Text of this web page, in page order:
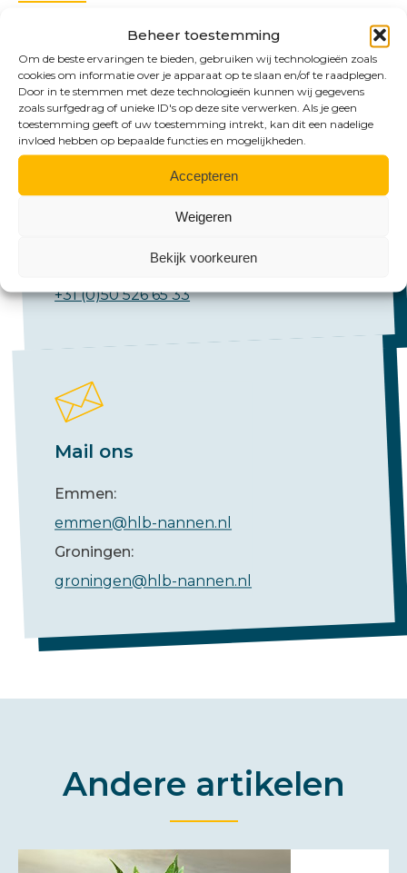
Beheer toestemming
Om de beste ervaringen te bieden, gebruiken wij technologieën zoals
cookies om informatie over je apparaat op te slaan en/of te raadplegen.
Door in te stemmen met deze technologieën kunnen wij gegevens
zoals surfgedrag of unieke ID's op deze site verwerken. Als je geen
toestemming geeft of uw toestemming intrekt, kan dit een nadelige
invloed hebben op bepaalde functies en mogelijkheden.
Accepteren
Weigeren
Bekijk voorkeuren
+31 (0)50 526 65 33
Mail ons
Emmen:
emmen@hlb-nannen.nl
Groningen:
groningen@hlb-nannen.nl
Andere artikelen